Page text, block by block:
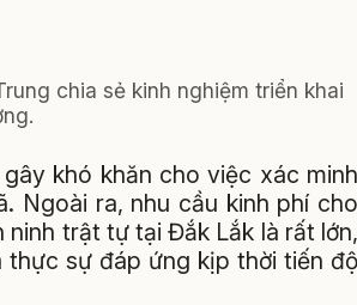
chia sẻ kinh nghiệm triển khai
khó khăn cho việc xác minh
Ngoài ra, nhu cầu kinh phí cho
trật tự tại Đắk Lắk là rất lớn,
thực sự đáp ứng kịp thời tiến độ